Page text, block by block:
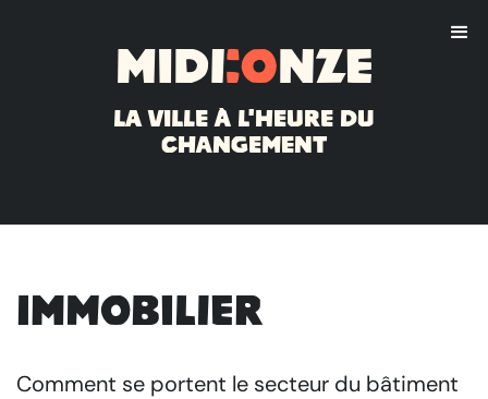
Midi:onze
La ville à l'heure du
changement
Immobilier
Comment se portent le secteur du bâtiment